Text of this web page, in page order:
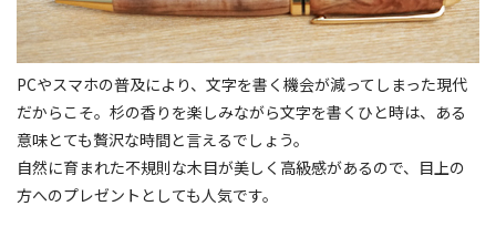
PCやスマホの普及により、文字を書く機会が減ってしまった現代
だからこそ。杉の香りを楽しみながら文字を書くひと時は、ある
意味とても贅沢な時間と言えるでしょう。
自然に育まれた不規則な木目が美しく高級感があるので、目上の
方へのプレゼントとしても人気です。